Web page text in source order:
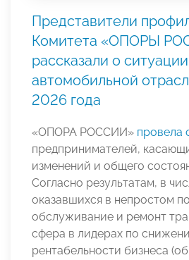
Представители
Комитета «ОПОРЫ
рассказали о
автомобильной
2026 года
«ОПОРА РОССИИ» провела
предпринимателей,
изменений и общего
Согласно результатам, в
оказавшихся в непростом
обслуживание и ремонт
сфера в лидерах по
рентабельности бизнеса